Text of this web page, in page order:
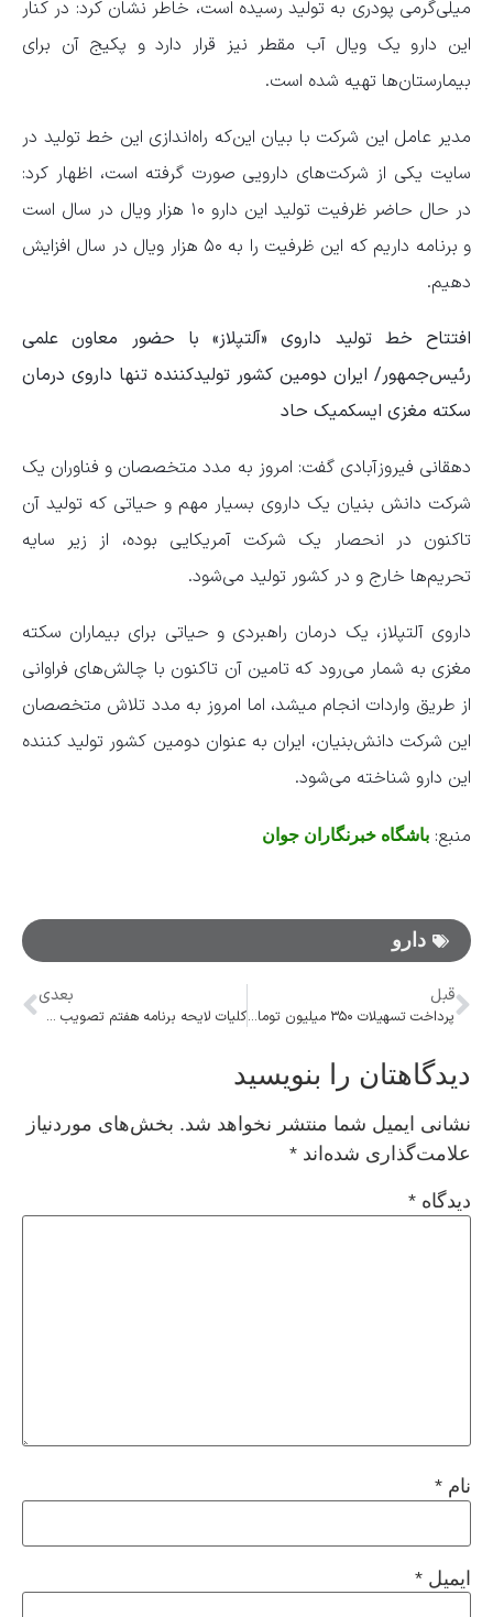
میلی‌گرمی پودری به تولید رسیده است، خاطر نشان کرد: در کنار
این دارو یک ویال آب مقطر نیز قرار دارد و پکیج آن برای
بیمارستان‌ها تهیه شده است.
مدیر عامل این شرکت با بیان این‌که راه‌اندازی این خط تولید در
سایت یکی از شرکت‌های دارویی صورت گرفته است، اظهار کرد:
در حال حاضر ظرفیت تولید این دارو ۱۰ هزار ویال در سال است
و برنامه داریم که این ظرفیت را به ۵۰ هزار ویال در سال افزایش
دهیم.
افتتاح خط تولید داروی «آلتپلاز» با حضور معاون علمی
رئیس‌جمهور/ ایران دومین کشور تولیدکننده تنها داروی درمان
سکته مغزی ایسکمیک حاد
دهقانی فیروزآبادی گفت: امروز به مدد متخصصان و فناوران یک
شرکت دانش بنیان یک داروی بسیار مهم و حیاتی که تولید آن
تاکنون در انحصار یک شرکت آمریکایی بوده، از زیر سایه
تحریم‌ها خارج و در کشور تولید می‌شود.
داروی آلتپلاز، یک درمان راهبردی و حیاتی برای بیماران سکته
مغزی به شمار می‌رود که تامین آن تاکنون با چالش‌های فراوانی
از طریق واردات انجام میشد، اما امروز به مدد تلاش متخصصان
این شرکت دانش‌بنیان، ایران به عنوان دومین کشور تولید کننده
این دارو شناخته می‌شود.
منبع: باشگاه خبرنگاران جوان
دارو
قبل
پرداخت تسهیلات ۳۵۰ میلیون تومانی به واحدهای تخریب شده سیل آستارا
بعدی
کلیات لایحه برنامه هفتم تصویب شد
دیدگاهتان را بنویسید
نشانی ایمیل شما منتشر نخواهد شد. بخش‌های موردنیاز
علامت‌گذاری شده‌اند *
دیدگاه *
نام *
ایمیل *